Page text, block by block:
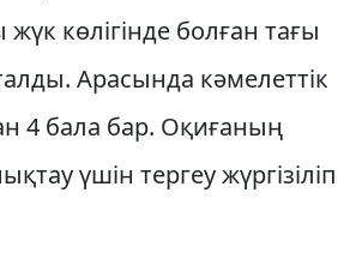
көлігінде болған тағы
Арасында кәмелеттік
4 бала бар. Оқиғаның
үшін тергеу жүргізіліп